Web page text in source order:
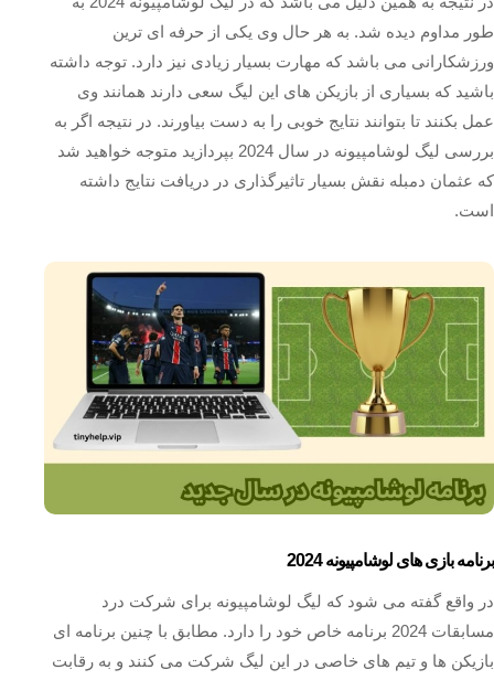
طور مداوم دیده شد. به هر حال وی یکی از حرفه ای ترین
ورزشکارانی می باشد که مهارت بسیار زیادی نیز دارد. توجه داشته
باشید که بسیاری از بازیکن های این لیگ سعی دارند همانند وی
عمل بکنند تا بتوانند نتایج خوبی را به دست بیاورند. در نتیجه اگر به
بررسی لیگ لوشامپیونه در سال 2024 بپردازید متوجه خواهید شد
که عثمان دمبله نقش بسیار تاثیرگذاری در دریافت نتایج داشته
است.
برنامه بازی های لوشامپیونه 2024
در واقع گفته می شود که لیگ لوشامپیونه برای شرکت درد
مسابقات 2024 برنامه خاص خود را دارد. مطابق با چنین برنامه ای
بازیکن ها و تیم های خاصی در این لیگ شرکت می کنند و به رقابت